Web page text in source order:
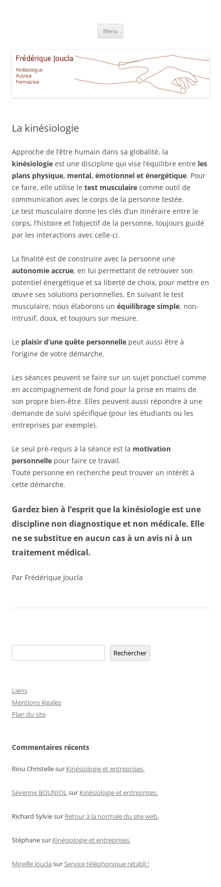
Aucamville Toulouse
Menu
La kinésiologie
Approche de l’être humain dans sa globalité, la
kinésiologie est une discipline qui vise l’équilibre entre les
plans physique, mental, émotionnel et énergétique. Pour
ce faire, elle utilise le test musculaire comme outil de
communication avec le corps de la personne testée.
Le test musculaire donne les clés d’un itinéraire entre le
corps, l’histoire et l’objectif de la personne, toujours guidé
par les interactions avec celle-ci.
La finalité est de construire avec la personne une
autonomie accrue, en lui permettant de retrouver son
potentiel énergétique et sa liberté de choix, pour mettre en
œuvre ses solutions personnelles. En suivant le test
musculaire, nous élaborons un équilibrage simple, non-
intrusif, doux, et toujours sur mesure.
Le plaisir d’une quête personnelle peut aussi être à
l’origine de votre démarche.
Les séances peuvent se faire sur un sujet ponctuel comme
en accompagnement de fond pour la prise en mains de
son propre bien-être. Elles peuvent aussi répondre à une
demande de suivi spécifique (pour les étudiants ou les
entreprises par exemple).
Le seul pré-requis à la séance est la motivation
personnelle pour faire ce travail.
Toute personne en recherche peut trouver un intérêt à
cette démarche.
Gardez bien à l’esprit que la kinésiologie est une
discipline non diagnostique et non médicale. Elle
ne se substitue en aucun cas à un avis ni à un
traitement médical.
Par Frédérique Joucla
Rechercher
Liens
Mentions légales
Plan du site
Commentaires récents
Riou Christellesur Kinésiologie et entreprises.
Séverine BOUNIOLsur Kinésiologie et entreprises.
Richard Sylviesur Retour à la normale du site web.
Stéphanesur Kinésiologie et entreprises.
Mireille Joucla surService téléphonique rétabli !